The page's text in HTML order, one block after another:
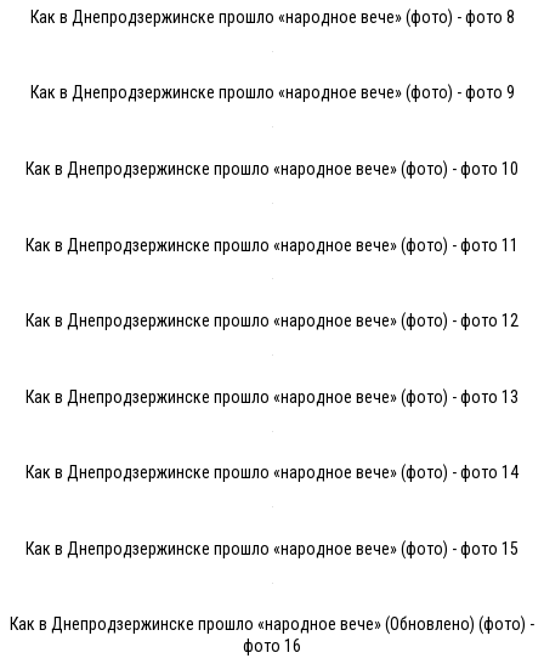
Как в Днепродзержинске прошло «народное вече» (фото) - фото 8
Как в Днепродзержинске прошло «народное вече» (фото) - фото 9
Как в Днепродзержинске прошло «народное вече» (фото) - фото 10
Как в Днепродзержинске прошло «народное вече» (фото) - фото 11
Как в Днепродзержинске прошло «народное вече» (фото) - фото 12
Как в Днепродзержинске прошло «народное вече» (фото) - фото 13
Как в Днепродзержинске прошло «народное вече» (фото) - фото 14
Как в Днепродзержинске прошло «народное вече» (фото) - фото 15
Как в Днепродзержинске прошло «народное вече» (Обновлено) (фото) -
фото 16